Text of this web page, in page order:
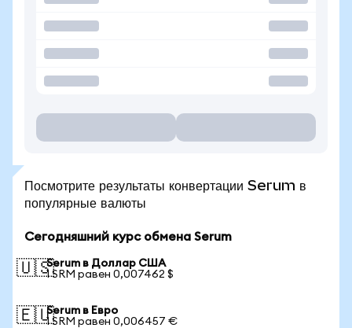
Посмотрите результаты конвертации Serum в
популярные валюты
Сегодняшний курс обмена Serum
🇺🇸Serum в Доллар США
1 SRM равен 0,007462 $
🇪🇺Serum в Евро
1 SRM равен 0,006457 €